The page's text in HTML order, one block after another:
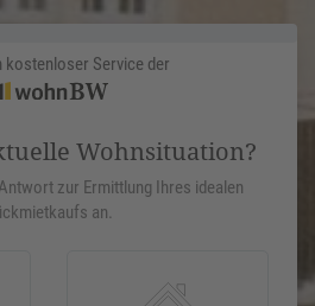
kostenloser Service der
Wohnsituation?
zur Ermittlung Ihres idealen
an.